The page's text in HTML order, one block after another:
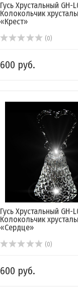
Гусь Хрустальный GH-
Колокольчик
«Крест»
(0)
600 руб.
Гусь Хрустальный GH-
Колокольчик
«Сердце»
(0)
600 руб.